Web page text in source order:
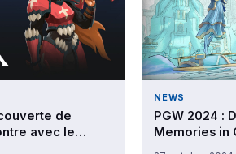
de
avec le
NEWS
PGW 2024 :
Memories in